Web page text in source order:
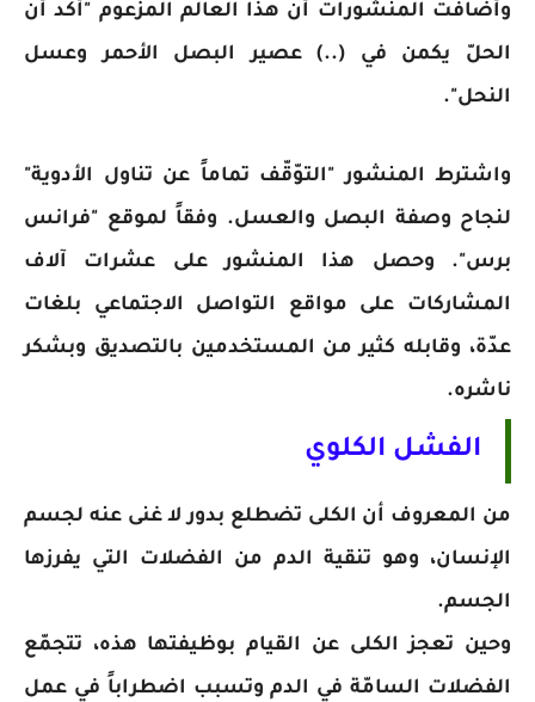
وأضافت المنشورات أن هذا العالم المزعوم "أكّد أن
الحلّ يكمن في (..) عصير البصل الأحمر وعسل
النحل".
واشترط المنشور "التوّقّف تماماً عن تناول الأدوية"
لنجاح وصفة البصل والعسل. وفقاً لموقع "فرانس
برس". وحصل هذا المنشور على عشرات آلاف
المشاركات على مواقع التواصل الاجتماعي بلغات
عدّة، وقابله كثير من المستخدمين بالتصديق وبشكر
ناشره.
الفشل الكلوي
من المعروف أن الكلى تضطلع بدور لا غنى عنه لجسم
الإنسان، وهو تنقية الدم من الفضلات التي يفرزها
الجسم.
وحين تعجز الكلى عن القيام بوظيفتها هذه، تتجمّع
الفضلات السامّة في الدم وتسبب اضطراباً في عمل